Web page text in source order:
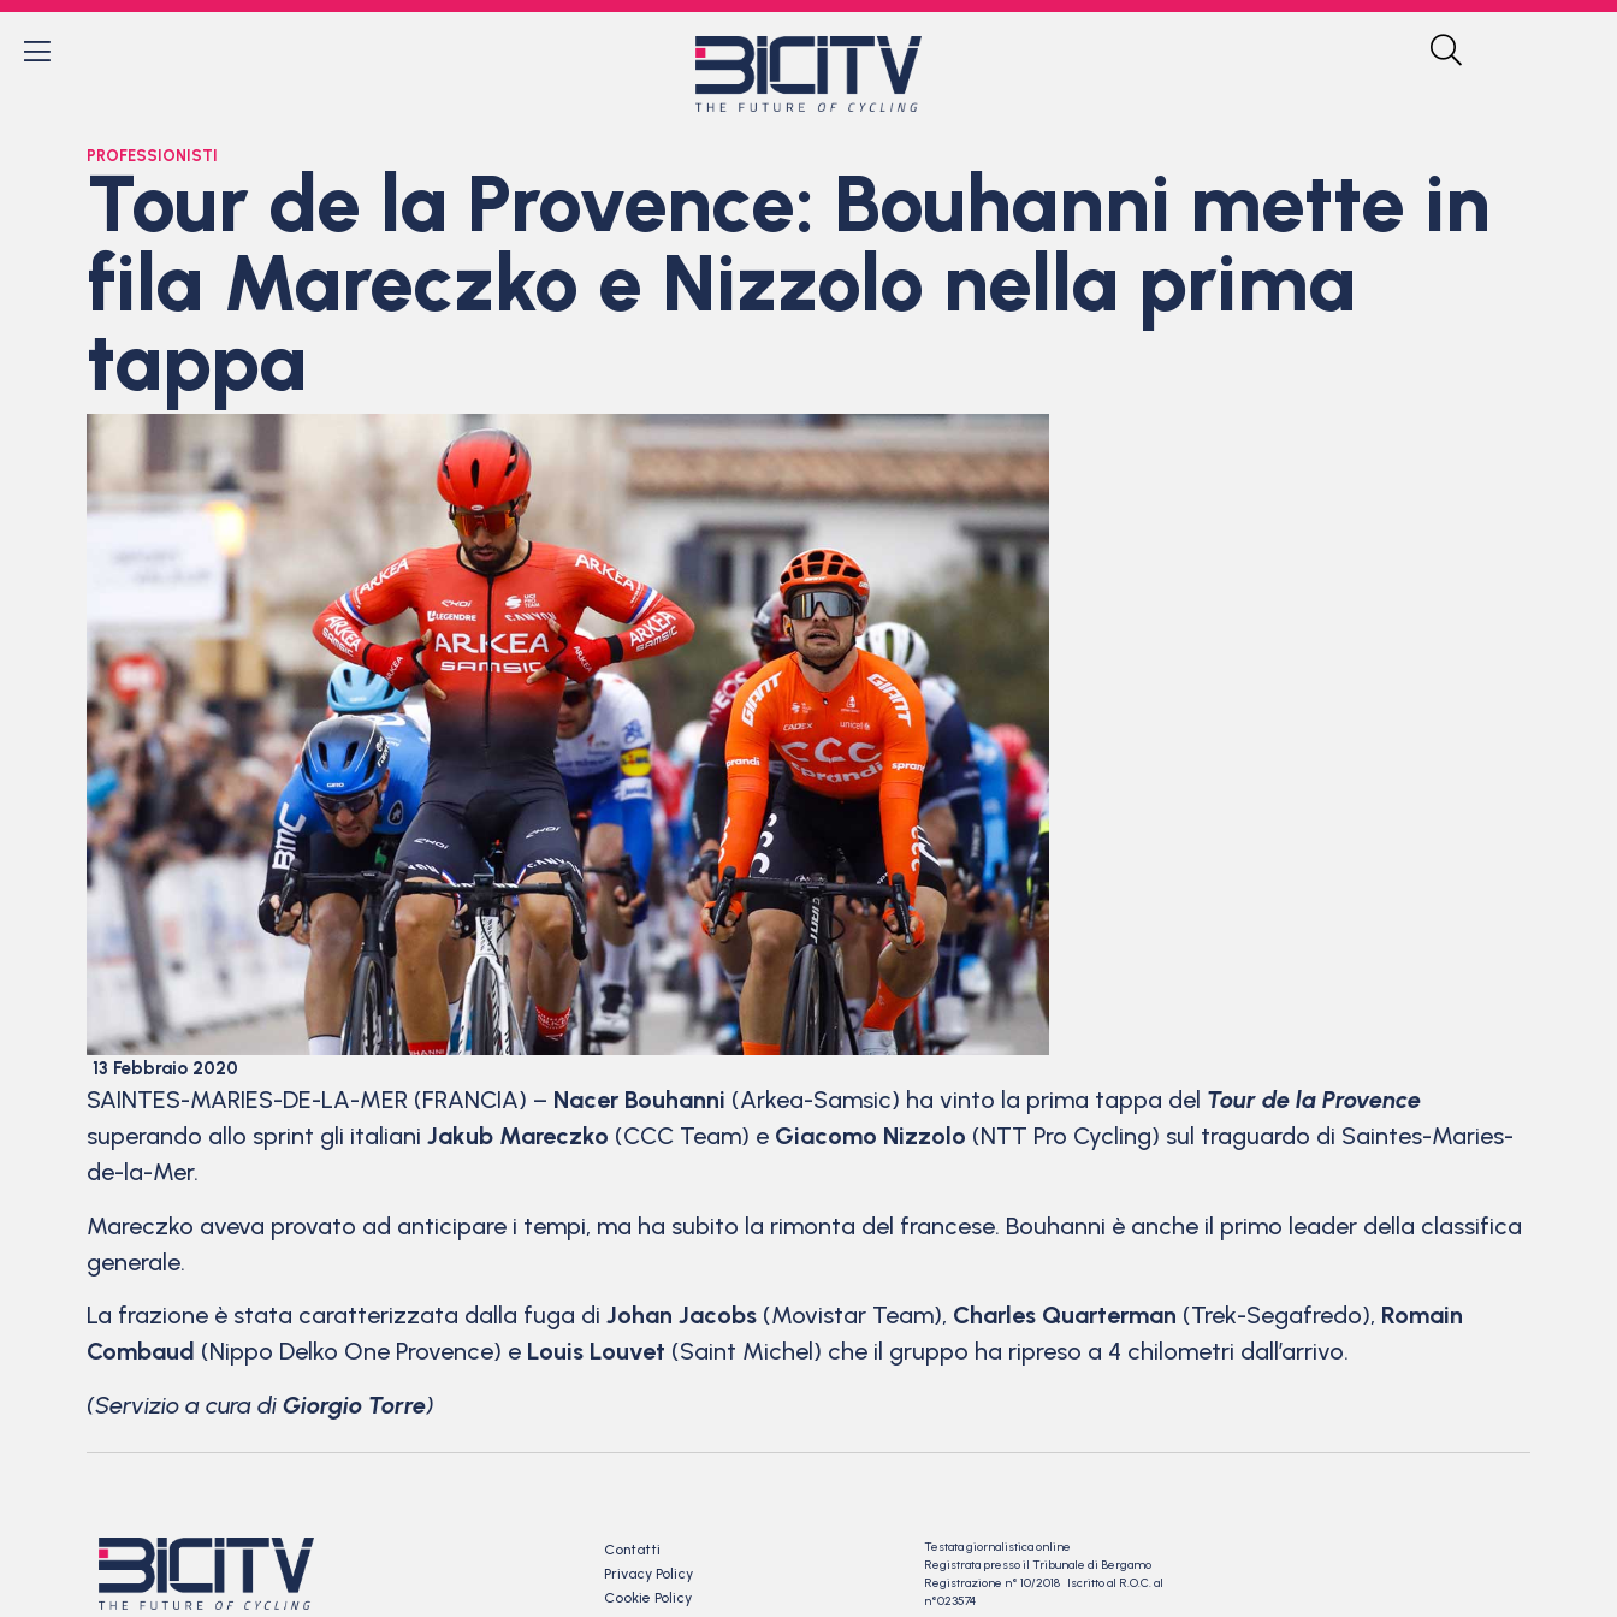
PROFESSIONISTI
Tour de la Provence: Bouhanni mette in
fila Mareczko e Nizzolo nella prima
tappa
13 Febbraio 2020
SAINTES-MARIES-DE-LA-MER (FRANCIA) – Nacer Bouhanni (Arkea-Samsic) ha vinto la prima tappa del Tour de la Provence
superando allo sprint gli italiani Jakub Mareczko (CCC Team) e Giacomo Nizzolo (NTT Pro Cycling) sul traguardo di Saintes-Maries-
de-la-Mer.
Mareczko aveva provato ad anticipare i tempi, ma ha subito la rimonta del francese. Bouhanni è anche il primo leader della classifica
generale.
La frazione è stata caratterizzata dalla fuga di Johan Jacobs (Movistar Team), Charles Quarterman (Trek-Segafredo), Romain
Combaud (Nippo Delko One Provence) e Louis Louvet (Saint Michel) che il gruppo ha ripreso a 4 chilometri dall’arrivo.
(Servizio a cura di Giorgio Torre)
Contatti
Privacy Policy
Cookie Policy
Testata giornalistica online
Registrata presso il Tribunale di Bergamo
Registrazione n° 10/2018 Iscritto al R.O.C. al
n°023574